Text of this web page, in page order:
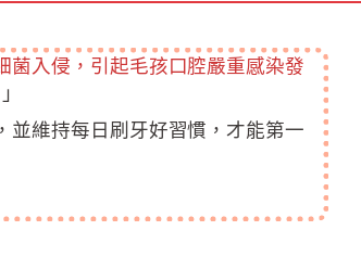
菌入侵，引起毛孩口腔嚴重感染發
並維持每日刷牙好習慣，才能第一